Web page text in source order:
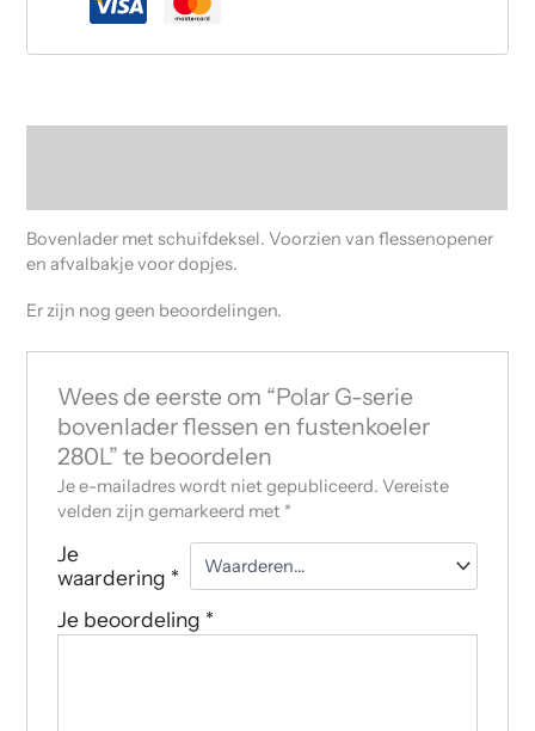
Bovenlader met schuifdeksel. Voorzien van flessenopener
en afvalbakje voor dopjes.
Er zijn nog geen beoordelingen.
Wees de eerste om “Polar G-serie
bovenlader flessen en fustenkoeler
280L” te beoordelen
Je e-mailadres wordt niet gepubliceerd. Vereiste
velden zijn gemarkeerd met *
Je
waardering *
Je beoordeling *